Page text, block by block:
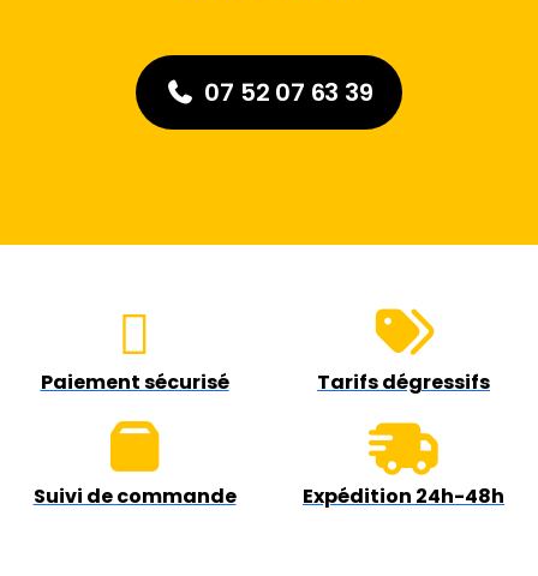
07 52 07 63 39
Paiement sécurisé Tarifs dégressifs
Suivi de commande Expédition 24h-48h